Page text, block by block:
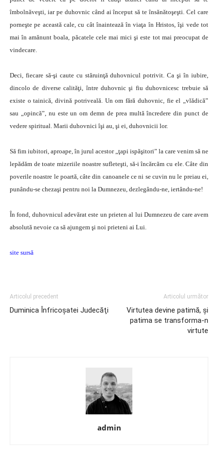
îmbolnăveşti, iar pe duhovnic când ai început să te însănătoşeşti. Cel care
porneşte pe această cale, cu cât înaintează în viaţa în Hristos, îşi vede tot
mai în amănunt boala, păcatele cele mai mici şi este tot mai preocupat de
vindecare.
Deci, fiecare să-şi caute cu stăruinţă duhovnicul potrivit. Ca şi în iubire,
dincolo de diverse calităţi, între duhovnic şi fiu duhovnicesc trebuie să
existe o tainică, divină potriveală. Un om fără duhovnic, fie el „vlădică”
sau „opincă”, nu este un om demn de prea multă încredere din punct de
vedere spiritual. Marii duhovnici îşi au, şi ei, duhovnicii lor.
Să fim iubitori, aproape, în jurul acestor „ţapi ispăşitori” la care venim să ne
lepădăm de toate mizeriile noastre sufleteşti, să-i încărcăm cu ele. Câte din
poverile noastre le poartă, câte din canoanele ce ni se cuvin nu le preiau ei,
punându-se chezaşi pentru noi la Dumnezeu, dezlegându-ne, iertându-ne!
În fond, duhovnicul adevărat este un prieten al lui Dumnezeu de care avem
absolută nevoie ca să ajungem şi noi prieteni ai Lui.
site sursă
Articolul precedent
Duminica Înfricoşatei Judecăţi
Articolul următor
Virtutea devine patimă, şi
patima se transforma-n
virtute
admin